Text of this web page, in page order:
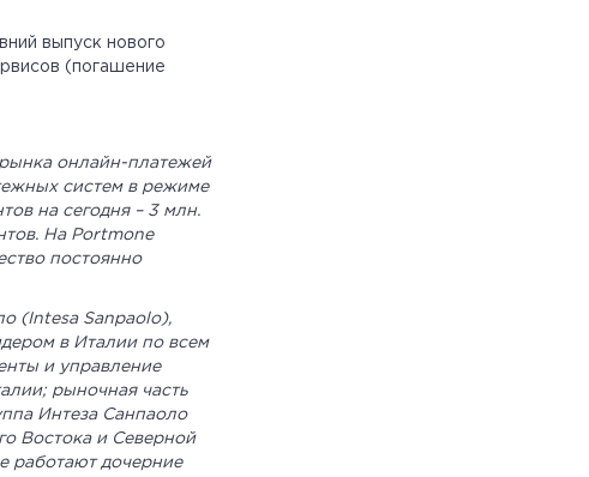
выпуск нового
(погашение
онлайн-платежей
систем в режиме
на сегодня – 3 млн.
На Portmone
постоянно
(Intesa Sanpaolo),
в Италии по всем
и управление
рыночная часть
Интеза Санпаоло
Востока и Северной
работают дочерние